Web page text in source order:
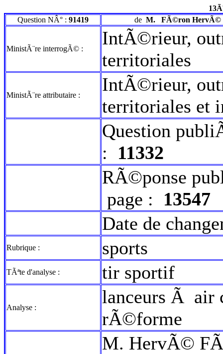
Question NÂ° : 91419 de M. FÃ©ron HervÃ©
MinistÃ¨re interrogÃ© :
IntÃ©rieur,
territoriales
MinistÃ¨re attributaire :
IntÃ©rieur,
territoriales et
Question
: 11332
RÃ©ponse
page : 13547
Date de
Rubrique : sports
TÃªte d'analyse : tir sportif
Analyse :
lanceurs Ã
rÃ©forme
M. HervÃ©